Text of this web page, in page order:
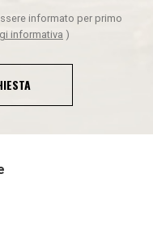
informato per primo
informativa )